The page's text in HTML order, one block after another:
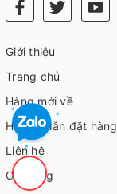
Giới thiệu
Trang chủ
Hàng mới về
Hướng dẫn đặt hàng
Liên hệ
Giỏ hàng